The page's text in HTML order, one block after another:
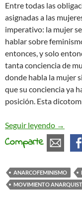
Entre todas las
asignadas a las
imperativo: la mujer
hablar sobre
entonces, y solo
tanta conciencia de
donde habla la mujer
que su conciencia ya
posición. Esta
Seguir leyendo Los
→
Comparte
ANARCOFEMINISMO
MOVIMIENTO